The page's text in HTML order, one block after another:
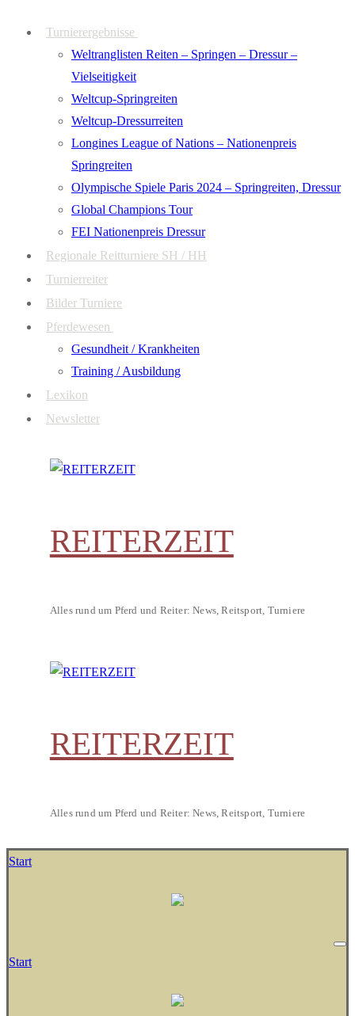
Turnierergebnisse
Weltranglisten Reiten – Springen – Dressur –
Vielseitigkeit
Weltcup-Springreiten
Weltcup-Dressurreiten
Longines League of Nations – Nationenpreis
Springreiten
Olympische Spiele Paris 2024 – Springreiten, Dressur
Global Champions Tour
FEI Nationenpreis Dressur
Regionale Reitturniere SH / HH
Turnierreiter
Bilder Turniere
Pferdewesen
Gesundheit / Krankheiten
Training / Ausbildung
Lexikon
Newsletter
REITERZEIT
Alles rund um Pferd und Reiter: News, Reitsport, Turniere
REITERZEIT
Alles rund um Pferd und Reiter: News, Reitsport, Turniere
Start
Start